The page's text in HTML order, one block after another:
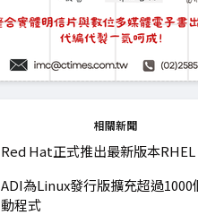
相關新聞
Red Hat正式推出最新版本RHEL
ADI為Linux發行版擴充超過1000
動程式